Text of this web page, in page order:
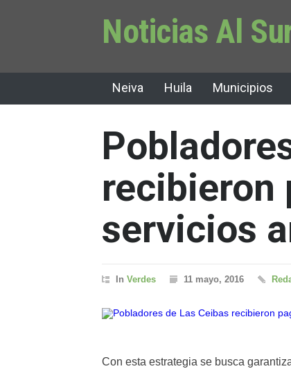
Noticias Al
Neiva Huila Municipios
recibieron
servicios
In Verdes 11 mayo, 2016
Con esta estrategia se busca